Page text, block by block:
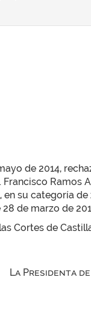
de 2014,
Ramos
su categoría
de marzo de
Cortes de
La Presidenta